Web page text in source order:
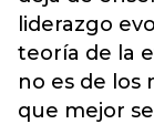
liderazgo
teoría de la
no es de los
que mejor